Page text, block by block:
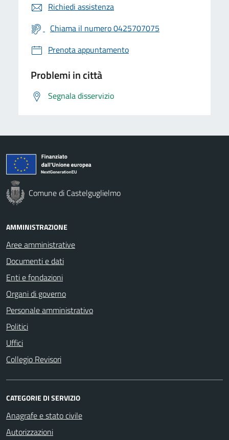
Richiedi assistenza
Chiama il numero 0425707075
Prenota appuntamento
Problemi in città
Segnala disservizio
Comune di Castelguglielmo
AMMINISTRAZIONE
Aree amministrative
Documenti e dati
Enti e fondazioni
Organi di governo
Personale amministrativo
Politici
Uffici
Collegio Revisori
CATEGORIE DI SERVIZIO
Anagrafe e stato civile
Autorizzazioni